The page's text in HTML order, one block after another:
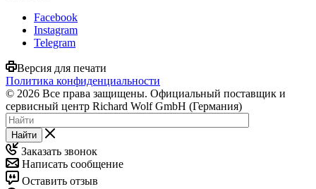
Facebook
Instagram
Telegram
Версия для печати
Политика конфиденциальности
© 2026 Все права защищены. Официальный поставщик и
сервисный центр Richard Wolf GmbH (Германия)
Найти
Заказать звонок
Написать сообщение
Оставить отзыв